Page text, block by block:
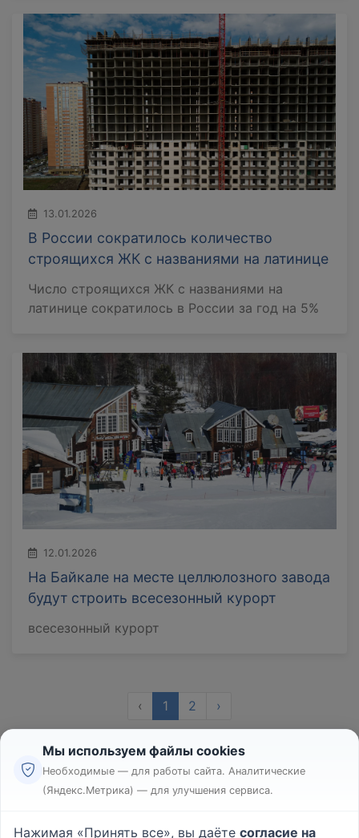
13.01.2026
В России сократилось количество
строящихся ЖК с названиями на латинице
Число строящихся ЖК с названиями на
латинице сократилось в России за год на 5%
12.01.2026
На Байкале на месте целлюлозного завода
будут строить всесезонный курорт
всесезонный курорт
‹ 1 2 ›
Реклама
Мы используем файлы cookies
Необходимые — для работы сайта. Аналитические
(Яндекс.Метрика) — для улучшения сервиса.
Нажимая «Принять все», вы даёте согласие на